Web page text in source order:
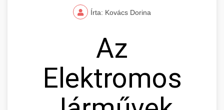
Írta: Kovács Dorina
Az
Elektromos